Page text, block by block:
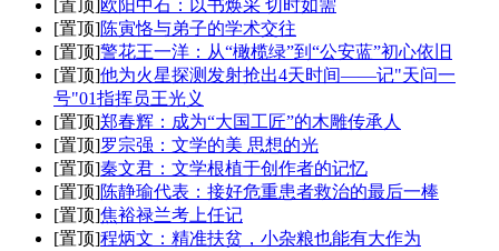
[置顶]欧阳中石：以书焕采 切时如需
[置顶]陈寅恪与弟子的学术交往
[置顶]警花王一洋：从“橄榄绿”到“公安蓝”初心依旧
[置顶]他为火星探测发射抢出4天时间——记"天问一
号"01指挥员王光义
[置顶]郑春辉：成为“大国工匠”的木雕传承人
[置顶]罗宗强：文学的美 思想的光
[置顶]秦文君：文学根植于创作者的记忆
[置顶]陈静瑜代表：接好危重患者救治的最后一棒
[置顶]焦裕禄兰考上任记
[置顶]程炳文：精准扶贫，小杂粮也能有大作为